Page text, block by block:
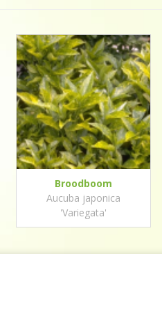
Broodboom
Aucuba japonica
'Variegata'